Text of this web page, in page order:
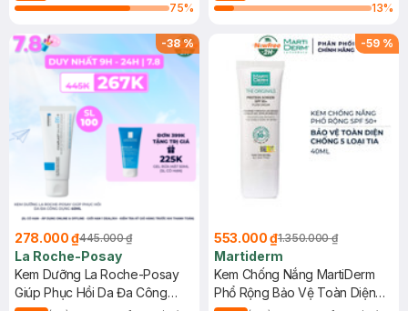
75%
13%
-38%
278.000 ₫445.000 ₫
La Roche-Posay
Kem Dưỡng La Roche-Posay
Giúp Phục Hồi Da Đa Công
-59 %
553.000 ₫1.350.000 ₫
Martiderm
Kem Chống Nắng MartiDerm
Phổ Rộng Bảo Vệ Toàn Diện